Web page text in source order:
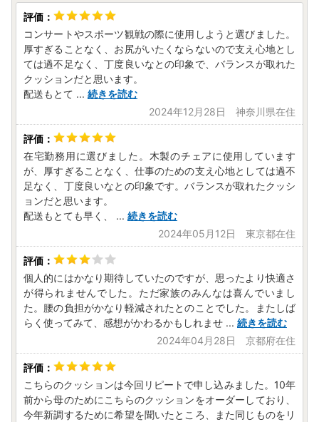
コンサートやスポーツ観戦の際に使用しようと選びました。
厚すぎることなく、お尻がいたくならないので支え心地とし
ては過不足なく、丁度良いなとの印象で、バランスが取れた
クッションだと思います。
配送もとて ... 続きを読む
2024年12月28日 神奈川県在住
在宅勤務用に選びました。木製のチェアに使用しています
が、厚すぎることなく、仕事のための支え心地としては過不
足なく、丁度良いなとの印象です。バランスが取れたクッシ
ョンだと思います。
配送もとても早く、
... 続きを読む
2024年05月12日 東京都在住
個人的にはかなり期待していたのですが、思ったより快適さ
が得られませんでした。ただ家族のみんなは喜んでいまし
た。腰の負担がかなり軽減されたとのことでした。またしば
らく使ってみて、感想がかわるかもしれませ ... 続きを読む
2024年04月28日 京都府在住
こちらのクッションは今回リピートで申し込みました。10年
前から母のためにこちらのクッションをオーダーしており、
今年新調するために希望を聞いたところ、また同じものをリ